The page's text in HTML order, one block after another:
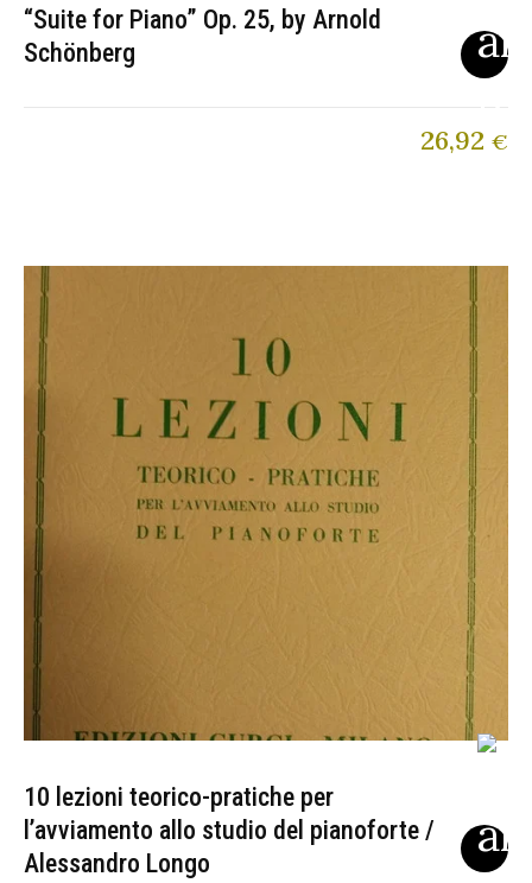
“Suite for Piano” Op. 25, by Arnold
Schönberg
26,92 €
10 lezioni teorico-pratiche per
l’avviamento allo studio del pianoforte /
Alessandro Longo